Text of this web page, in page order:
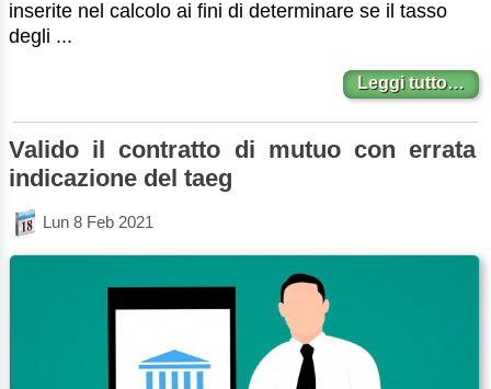
inserite nel calcolo ai fini di determinare se il tasso
degli ...
Leggi tutto…
Valido il contratto di mutuo con errata
indicazione del taeg
Lun 8 Feb 2021